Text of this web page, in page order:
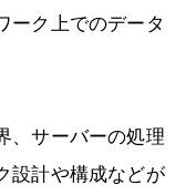
ーク上でのデータ
、サーバーの処理
設計や構成などが